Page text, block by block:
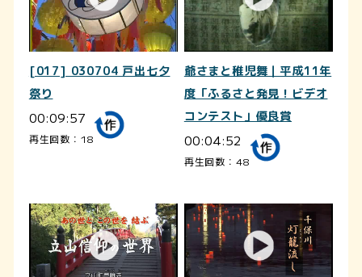
[017] 030704 戸出七夕
祭り
00:09:57
再生回数：18
爺さまと稚児舞｜平成11年
度「ふるさと発見！ビデオ
コンテスト」優良賞
00:04:52
再生回数：48